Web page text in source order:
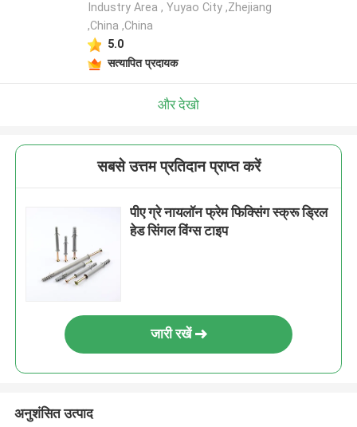
Industry Area , Yuyao City ,Zhejiang
,China ,China
5.0
सत्यापित प्रदायक
और देखो
सबसे उत्तम प्रतिदान प्राप्त करें
पीए ग्रे नायलॉन फ्रेम फिक्सिंग स्क्रू ड्रिल
हेड सिंगल विंग्स टाइप
जारी रखें
अनुशंसित उत्पाद